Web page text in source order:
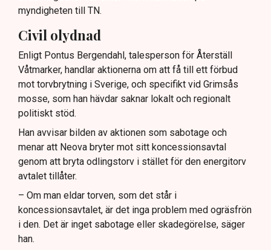
myndigheten till TN.
Civil olydnad
Enligt Pontus Bergendahl, talesperson för Återställ
Våtmarker, handlar aktionerna om att få till ett förbud
mot torvbrytning i Sverige, och specifikt vid Grimsås
mosse, som han hävdar saknar lokalt och regionalt
politiskt stöd.
Han avvisar bilden av aktionen som sabotage och
menar att Neova bryter mot sitt koncessionsavtal
genom att bryta odlingstorv i stället för den energitorv
avtalet tillåter.
– Om man eldar torven, som det står i
koncessionsavtalet, är det inga problem med ogräsfrön
i den. Det är inget sabotage eller skadegörelse, säger
han.